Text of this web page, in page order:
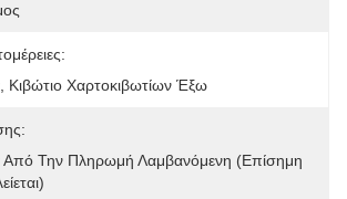
Χαρτοκιβωτίων Έξω
Από Την Πληρωμή Λαμβανόμενη (επίσημη